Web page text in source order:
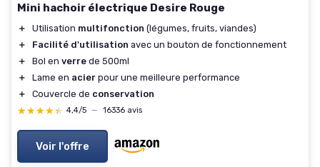
Mini hachoir électrique Desire Rouge
＋ Utilisation multifonction (légumes, fruits, viandes)
＋
Facilité d'utilisation avec un bouton de fonctionnement
＋
Bol en verre de 500ml
＋
Lame en acier pour une meilleure performance
＋
Couvercle de conservation
★★★★★
★★★★★ 4,4/5 — 16336 avis
Voir l'offre